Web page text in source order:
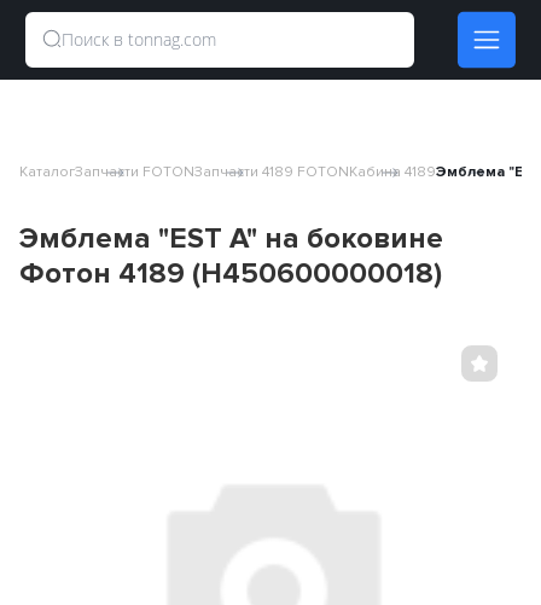
КаталогЗапчасти FOTONЗапчасти 4189 FOTONКабина 4189Эмблема
Эмблема "EST A" на боковине
Фотон 4189 (H450600000018)